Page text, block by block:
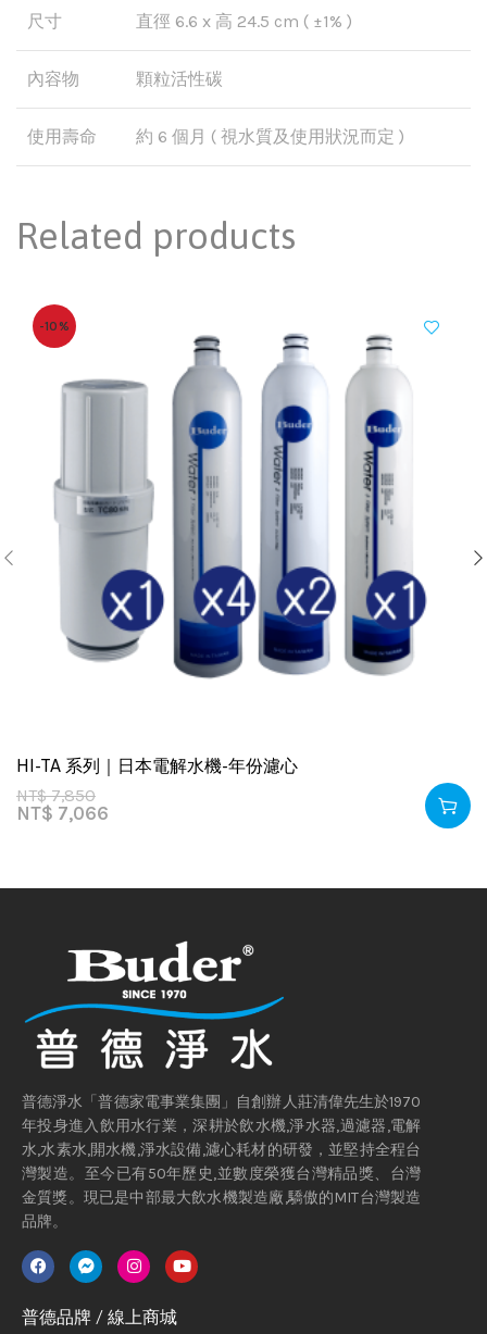
尺寸 直徑 6.6 x 高 24.5 cm ( ±1% )
內容物 顆粒活性碳
使用壽命 約 6 個月 ( 視水質及使用狀況而定 )
Related products
-10%
HI-TA 系列｜日本電解水機-年份濾心
NT$7,850
NT$ 7,066
普德淨水「普德家電事業集團」自創辦人莊清偉先生於1970
年投身進入飲用水行業，深耕於飲水機,淨水器,過濾器,電解
水,水素水,開水機,淨水設備,濾心耗材的研發，並堅持全程台
灣製造。至今已有50年歷史,並數度榮獲台灣精品獎、台灣
金質獎。現已是中部最大飲水機製造廠,驕傲的MIT台灣製造
品牌。
普德品牌 / 線上商城